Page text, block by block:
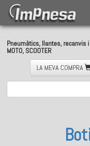
Pneumàtics, llantes, recanvis i
MOTO, SCOOTER
LA MEVA COMPRA